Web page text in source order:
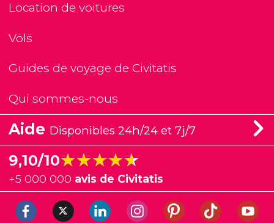
Location de voitures
Vols
Guides de voyage de Civitatis
Qui sommes-nous
Aide Disponibles 24h/24 et 7j/7
9,10/10★★★★★
★★★★★
+5 000 000 avis de Civitatis